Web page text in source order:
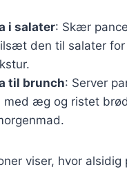
i salater: Skær
den til salater for
til brunch: Server
med æg og ristet
viser, hvor alsidig